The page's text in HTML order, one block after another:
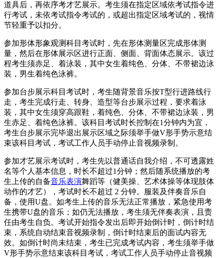
道具后，再依序考才艺展示。考生须在指定区域依考试指令进
行考试，未依考试指令考试的，或超出指定区域考试的，视情
节轻重予以扣分。
参加形体形象观测科目考试时，先在形体测量区完成形体测
量，然后在形体展示区进行正面、侧面、背面体态展示。该过
程考生须赤足、着泳装，其中女生着纯色、分体、不带裙边泳
装，男生着纯色泳裤。
参加台步展示科目考试时，考生随背景音乐按T型行进路线行
走，考生完成行走、转身、造型等台步展示过程，要求着泳
装，其中女生须穿高跟鞋，着纯色、分体、不带裙边泳装，男
生赤足、着纯色泳裤。该科目考试时长控制在1分钟内为宜，
考生台步展示完毕退出展示区域之际须举手做V形手势示意结
束该科目考试，考试工作人员手动停止音视频录制。
参加才艺展示考试时，考生先以普通话自我介绍，不可透露姓
名等个人基本信息，时长不超过1分钟；然后随系统播放的考
生上传的自备音乐表演舞蹈等（健美操、艺术体操等体现肢体
动作的才艺），考试时长不超过 2 分钟。服装及伴奏音乐自
备，使用U盘。如考生上传的音乐无法正常播放，紧急使用考
生携带U盘的音乐；如仍无法播放，考生须无伴奏表演，且责
任由考生自负。考试开始指令发出后即开始倒计时，倒计时结
束，系统自动结束音视频录制，倒计时结束后的面试内容无
效。如倒计时尚未结束，考生已完成考试内容，考生须举手做
V形手势示意结束该科目考试，考试工作人员手动停止音视频